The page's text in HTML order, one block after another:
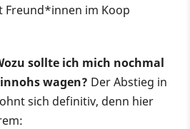
Freund*innen im Koop
sollte ich mich nochmal
wagen? Der Abstieg in
sich definitiv, denn hier